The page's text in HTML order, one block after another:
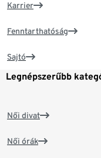
Karrier
Fenntarthatóság
Sajtó
Legnépszerűbb
Női divat
Női órák